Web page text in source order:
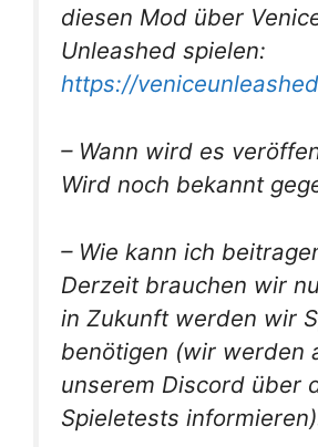
diesen Mod über
Unleashed spielen:
https://
– Wann wird es
Wird noch bekannt
– Wie kann ich
Derzeit brauchen wir
in Zukunft werden wir
benötigen (wir werden
unserem Discord über
Spieletests